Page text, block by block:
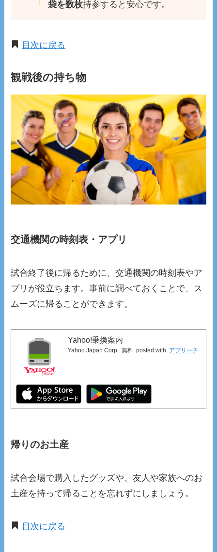
袋を数枚持参すると安心です。
目次に戻る
観戦後の持ち物
交通機関の時刻表・アプリ
試合終了後に帰るために、交通機関の時刻表やア
プリが役立ちます。事前に調べておくことで、ス
ムーズに帰ることができます。
Yahoo!乗換案内
Yahoo Japan Corp. 無料 posted with アプリーチ
帰りのお土産
試合会場で購入したグッズや、友人や家族へのお
土産を持って帰ることを忘れずにしましょう。
目次に戻る